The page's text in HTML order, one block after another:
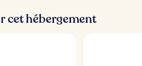
cet hébergement